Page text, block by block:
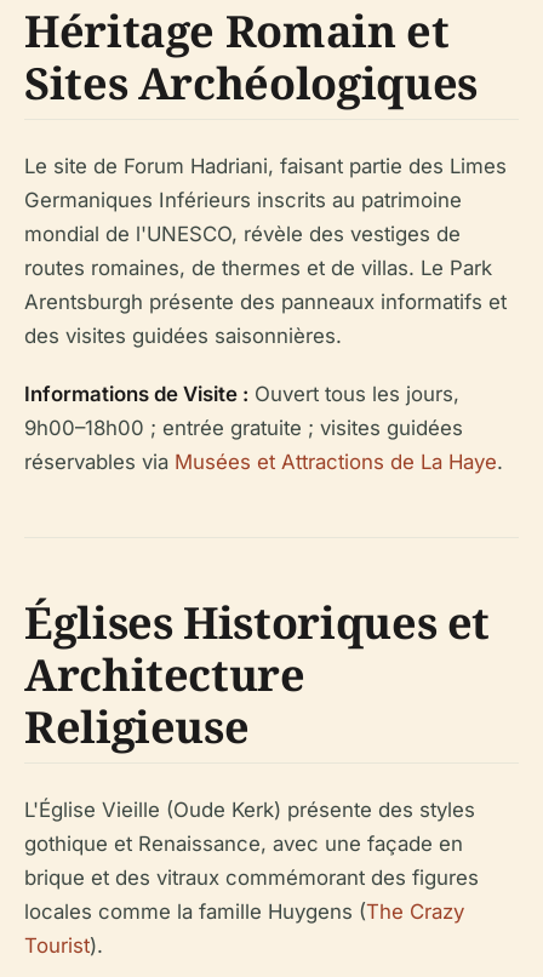
Héritage Romain et
Sites Archéologiques
Le site de Forum Hadriani, faisant partie des Limes
Germaniques Inférieurs inscrits au patrimoine
mondial de l'UNESCO, révèle des vestiges de
routes romaines, de thermes et de villas. Le Park
Arentsburgh présente des panneaux informatifs et
des visites guidées saisonnières.
Informations de Visite : Ouvert tous les jours,
9h00–18h00 ; entrée gratuite ; visites guidées
réservables via Musées et Attractions de La Haye.
Églises Historiques et
Architecture
Religieuse
L'Église Vieille (Oude Kerk) présente des styles
gothique et Renaissance, avec une façade en
brique et des vitraux commémorant des figures
locales comme la famille Huygens (The Crazy
Tourist).